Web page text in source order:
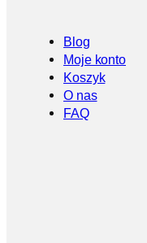
Blog
Moje konto
Koszyk
O nas
FAQ